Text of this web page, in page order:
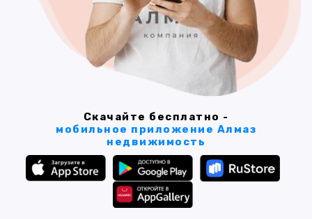
Скачайте бесплатно -
мобильное приложение Алмаз
недвижимость